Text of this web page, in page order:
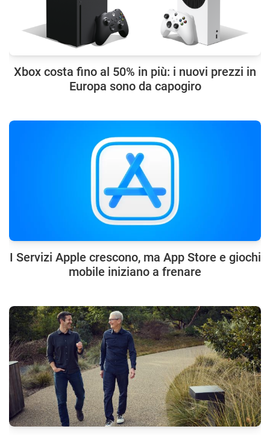
Xbox costa fino al 50% in più: i nuovi prezzi in
Europa sono da capogiro
I Servizi Apple crescono, ma App Store e giochi
mobile iniziano a frenare